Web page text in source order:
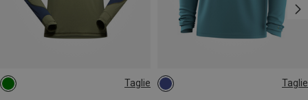
Taglie
L Taglie
S